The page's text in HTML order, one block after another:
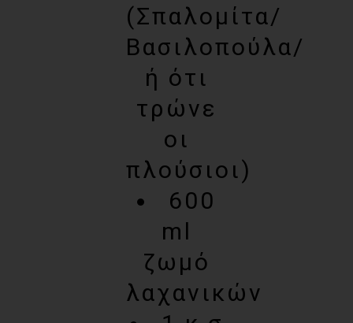
(Σπαλομίτα/
Βασιλοπούλα/
ή ότι
τρώνε
οι
πλούσιοι)
600
ml
ζωμό
λαχανικών